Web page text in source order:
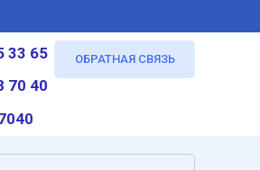
33 65
70 40
ОБРАТНАЯ СВЯЗЬ